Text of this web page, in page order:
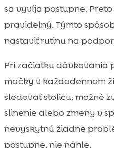
sa vyvíja postupne.
pravidelný. Týmto
nastaviť rutinu na
Pri začiatku dávkovania
mačky v každodennom
sledovať stolicu, možné
slinenie alebo zmeny v
nevyskytnú žiadne
postupne, nie náhle.